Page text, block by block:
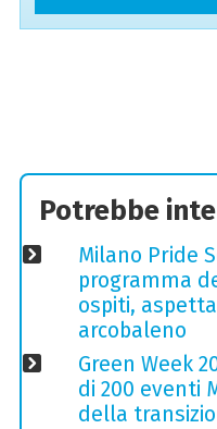
Potrebbe
Milano Pride
programma
ospiti,
arcobaleno
Green Week
di 200 eventi
della